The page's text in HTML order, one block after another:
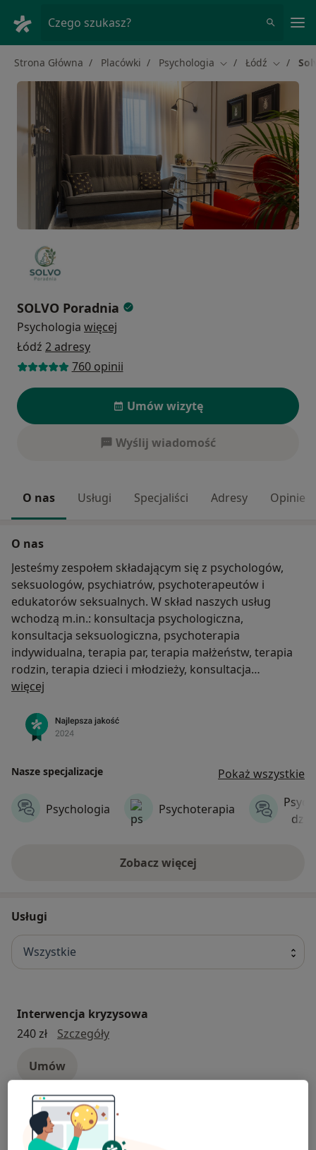
Czego szukasz?
Strona Główna Placówki Psychologia Zmień miasto
Łódź Zmień
SOLVO Poradnia
Psychologia więcej
Łódź 2 adresy
760 opinii
Umów wizytę
Wyślij wiadomość
O nas Usługi Specjaliści Adresy Opinie
O nas
Jesteśmy zespołem składającym się z psychologów,
seksuologów, psychiatrów, psychoterapeutów i
edukatorów seksualnych. W skład naszych usług
wchodzą m.in.: konsultacja psychologiczna,
konsultacja seksuologiczna, psychoterapia
indywidualna, terapia par, terapia małżeństw, terapia
rodzin, terapia dzieci i młodzieży, konsultacja
seksuologiczna dla dzieci i młodzieży. Udzielamy
psychologii oraz seksuologii. Przeprowadzamy
badania psychologiczne, takie jak MMPI, DIVA.
podnosimy swoje kwalifikacje uczestnicząc w
podlega superwizjii.
więcej
Nasze specjalizacje Pokaż wszystkie
Psychologia Psychoterapia
Zobacz więcej
Usługi
Wszystkie
Interwencja kryzysowa
240 zł
Szczegółyinterwencja kryzysowa
Umów
Konsultacja psychologiczna
160 zł - 250 zł
Szczegóły